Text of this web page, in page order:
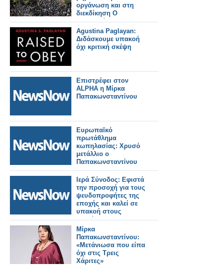
οργάνωση και στη
διεκδίκηση Ο
«Ριζοσπάστης»
συζητά με τον νέο
πρόεδρο του
Εργατικού Κέντρου,
Κώστα
Agustina Paglayan:
Διδάσκουμε υπακοή
όχι κριτική σκέψη
Επιστρέφει στον
ALPHA η Μίρκα
Παπακωνσταντίνου
Ευρωπαϊκό
πρωτάθλημα
κωπηλασίας: Χρυσό
μετάλλιο ο
Παπακωνσταντίνου
Ιερά Σύνοδος: Εφιστά
την προσοχή για τους
ψευδοπροφήτες της
εποχής και καλεί σε
υπακοή στους
Ποιμένες
Μίρκα
Παπακωνσταντίνου:
«Μετάνιωσα που είπα
όχι στις Τρεις
Χάριτες»